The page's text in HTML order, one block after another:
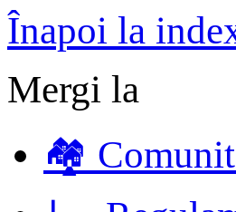
Înapoi la
Mergi la
🏘️